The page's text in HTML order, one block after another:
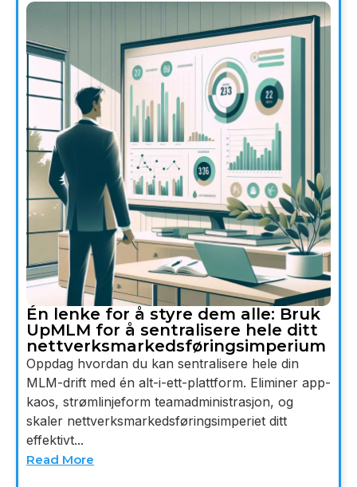
Én lenke for å styre dem alle: Bruk
UpMLM for å sentralisere hele ditt
nettverksmarkedsføringsimperium
Oppdag hvordan du kan sentralisere hele din
MLM-drift med én alt-i-ett-plattform. Eliminer app-
kaos, strømlinjeform teamadministrasjon, og
skaler nettverksmarkedsføringsimperiet ditt
effektivt...
Read More